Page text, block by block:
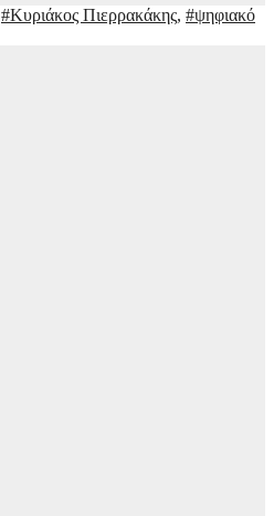
#Κυριάκος Πιερρακάκης, #ψηφιακό